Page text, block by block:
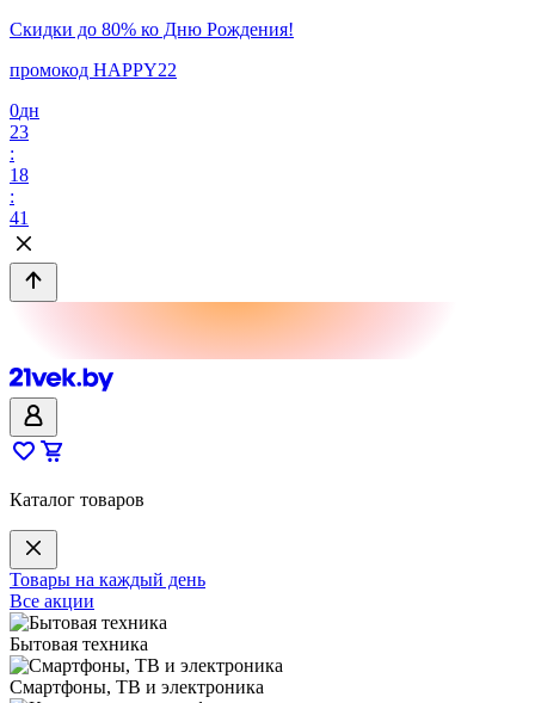
Скидки до 80% ко Дню Рождения!
промокод HAPPY22
0дн
23
:
18
:
41
Каталог товаров
Товары на каждый день
Все акции
Бытовая техника
Смартфоны, ТВ и электроника